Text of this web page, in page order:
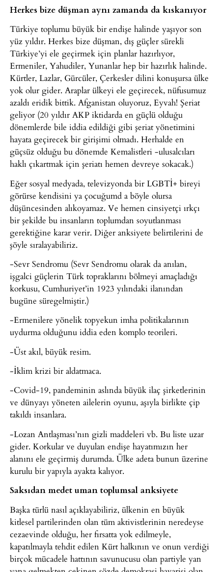
Herkes bize düşman aynı zamanda da kıskanıyor
Türkiye toplumu büyük bir endişe halinde yaşıyor son
yüz yıldır. Herkes bize düşman, dış güçler sürekli
Türkiye’yi ele geçirmek için planlar hazırlıyor,
Ermeniler, Yahudiler, Yunanlar hep bir hazırlık halinde.
Kürtler, Lazlar, Gürcüler, Çerkesler dilini konuşursa ülke
yok olur gider. Araplar ülkeyi ele geçirecek, nüfusumuz
azaldı eridik bittik. Afganistan oluyoruz, Eyvah! Şeriat
geliyor (20 yıldır AKP iktidarda en güçlü olduğu
dönemlerde bile iddia edildiği gibi şeriat yönetimini
hayata geçirecek bir girişimi olmadı. Herhalde en
güçsüz olduğu bu dönemde Kemalistleri -ulusalcıları
haklı çıkartmak için şeriatı hemen devreye sokacak.)
Eğer sosyal medyada, televizyonda bir LGBTİ+ bireyi
görürse kendisini ya çocuğumd a böyle olursa
düşüncesinden alıkoyamaz. Ve hemen cinsiyetçi ırkçı
bir şekilde bu insanların toplumdan soyutlanması
gerektiğine karar verir. Diğer anksiyete belirtilerini de
şöyle sıralayabiliriz.
-Sevr Sendromu (Sevr Sendromu olarak da anılan,
işgalci güçlerin Türk topraklarını bölmeyi amaçladığı
korkusu, Cumhuriyet’in 1923 yılındaki ilanından
bugüne süregelmiştir.)
-Ermenilere yönelik topyekun imha politikalarının
uydurma olduğunu iddia eden komplo teorileri.
-Üst akıl, büyük resim.
-İklim krizi bir aldatmaca.
-Covid-19, pandeminin aslında büyük ilaç şirketlerinin
ve dünyayı yöneten ailelerin oyunu, aşıyla birlikte çip
takıldı insanlara.
-Lozan Antlaşması’nın gizli maddeleri vb. Bu liste uzar
gider. Korkular ve duyulan endişe hayatımızın her
alanını ele geçirmiş durumda. Ülke adeta bunun üzerine
kurulu bir yapıyla ayakta kalıyor.
Saksıdan medet uman toplumsal anksiyete
Başka türlü nasıl açıklayabiliriz, ülkenin en büyük
kitlesel partilerinden olan tüm aktivistlerinin neredeyse
cezaevinde olduğu, her fırsatta yok edilmeyle,
kapatılmayla tehdit edilen Kürt halkının ve onun verdiği
birçok mücadele hattının savunucusu olan partiyle yan